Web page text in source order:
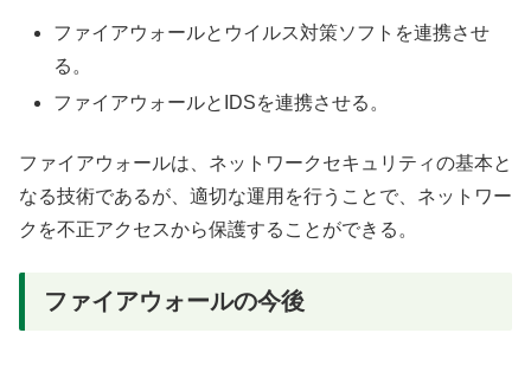
ファイアウォールとウイルス対策ソフトを連携させ
る。
ファイアウォールとIDSを連携させる。
ファイアウォールは、ネットワークセキュリティの基本と
なる技術であるが、適切な運用を行うことで、ネットワー
クを不正アクセスから保護することができる。
ファイアウォールの今後